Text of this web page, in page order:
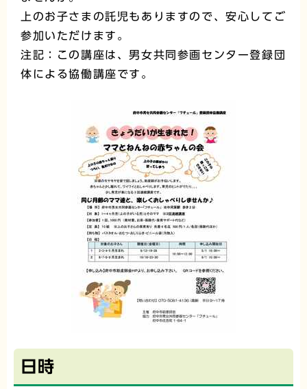
上のお子さまの託児もありますので、安心してご
参加いただけます。
注記：この講座は、男女共同参画センター登録団
体による協働講座です。
日時